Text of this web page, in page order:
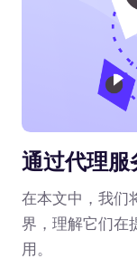
通过代理服
在本文中，我们
界，理解它们在
用。